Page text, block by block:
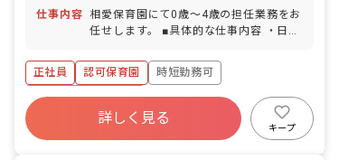
70％／半日単位での取得可／5日以上の
取得も可能） ■慶弔休暇 ■産前産後・育
105日（有休は別途付与） ※お子様の体
調不良や行事による、遅刻・早退・欠勤
などの相談も柔軟に対応いたします。
仕事内容
相愛保育園にて0歳～4歳の担任業務をお
任せします。 ■具体的な仕事内容 ・日
なし）記入 ・児童票などの記録
正社員 認可保育園
時短勤務可
ボーナス・賞与あり
寮・住宅・家賃補助あり
社会保険完備
詳しく見る
キープ